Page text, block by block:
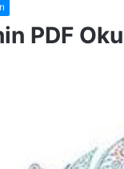
PDF Oku